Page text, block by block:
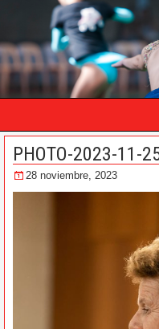
PHOTO-2023-11-
28 noviembre, 2023